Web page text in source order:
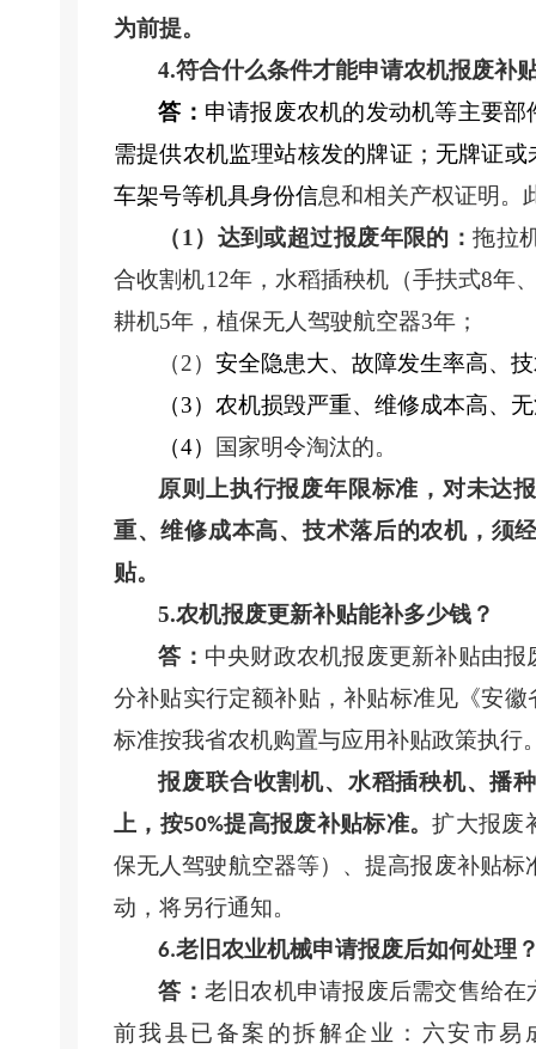
为前提。
4.符合什么条件才能申请农机报废补
答： 申请报废农机的发动机等主要
需提供农机监理站核发的牌证；无牌证
车架号等机具身份信息和相关产权证明。
（1 ） 达到或超过报废年限的：拖拉
合收割机12年，水稻插秧机（手扶式8年
耕机5年，植保无人驾驶航空器3年；
（2）安全隐患大、故障发生率高、
（3）农机损毁严重、维修成本高、
（4）
国家明令淘汰的。
原则上执行报废年限标准，对未达
重、维修成本高、技术落后的农机，须
贴。
5.农机报废更新补贴能补多少钱？
答： 中央财政农机报废更新补贴由
分补贴实行定额补贴，补贴标准见《安
标准按我省农机购置与应用补贴政策执行
报废联合收割机、水稻插秧机、播
上，按50%提高报废补贴标准。扩大报废
保无人驾驶航空器等）、提高报废补贴标
动，将另行通知。
6.老旧农业机械申请报废后如何处理
答： 老旧农机申请报废后需交售给
前我县已备案的拆解企业：六安市